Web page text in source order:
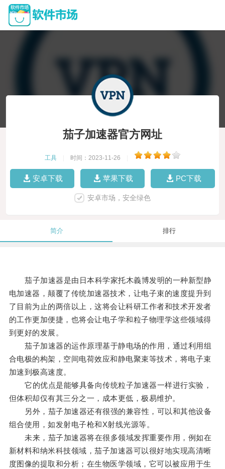
茄子加速器官方网址
工具 时间：2023-11-26
安卓下载 苹果下载 PC下载
安卓市场，安全绿色
简介 排行
茄子加速器是由日本科学家托木義博发明的一种新型静
电加速器，颠覆了传统加速器技术，让电子束的速度提升到
了目前为止的两倍以上，这将会让科研工作者和技术开发者
的工作更加便捷，也将会让电子学和粒子物理学这些领域得
到更好的发展。
茄子加速器的运作原理基于静电场的作用，通过利用组
合电极的构架，空间电荷效应和静电聚束等技术，将电子束
加速到极高速度。
它的优点是能够具备向传统粒子加速器一样进行实验，
但体积却仅有其三分之一，成本更低，极易维护。
另外，茄子加速器还有很强的兼容性，可以和其他设备
组合使用，如发射电子枪和X射线光源等。
未来，茄子加速器将在很多领域发挥重要作用，例如在
新材料和纳米科技领域，茄子加速器可以很好地实现高清晰
度图像的提取和分析；在生物医学领域，它可以被应用于生